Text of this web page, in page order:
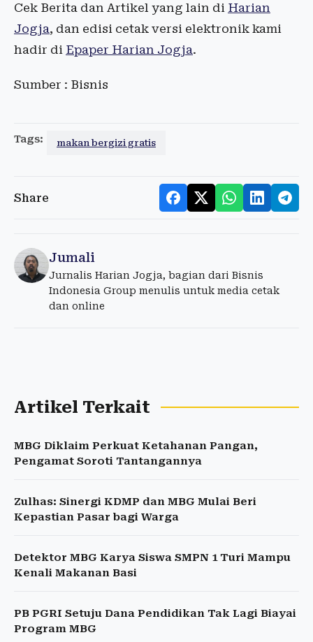
Cek Berita dan Artikel yang lain di Harian
Jogja, dan edisi cetak versi elektronik kami
hadir di Epaper Harian Jogja.
Sumber : Bisnis
Tags: makan bergizi gratis
Share
Jumali
Jurnalis Harian Jogja, bagian dari Bisnis
Indonesia Group menulis untuk media cetak
dan online
Artikel Terkait
MBG Diklaim Perkuat Ketahanan Pangan,
Pengamat Soroti Tantangannya
Zulhas: Sinergi KDMP dan MBG Mulai Beri
Kepastian Pasar bagi Warga
Detektor MBG Karya Siswa SMPN 1 Turi Mampu
Kenali Makanan Basi
PB PGRI Setuju Dana Pendidikan Tak Lagi Biayai
Program MBG